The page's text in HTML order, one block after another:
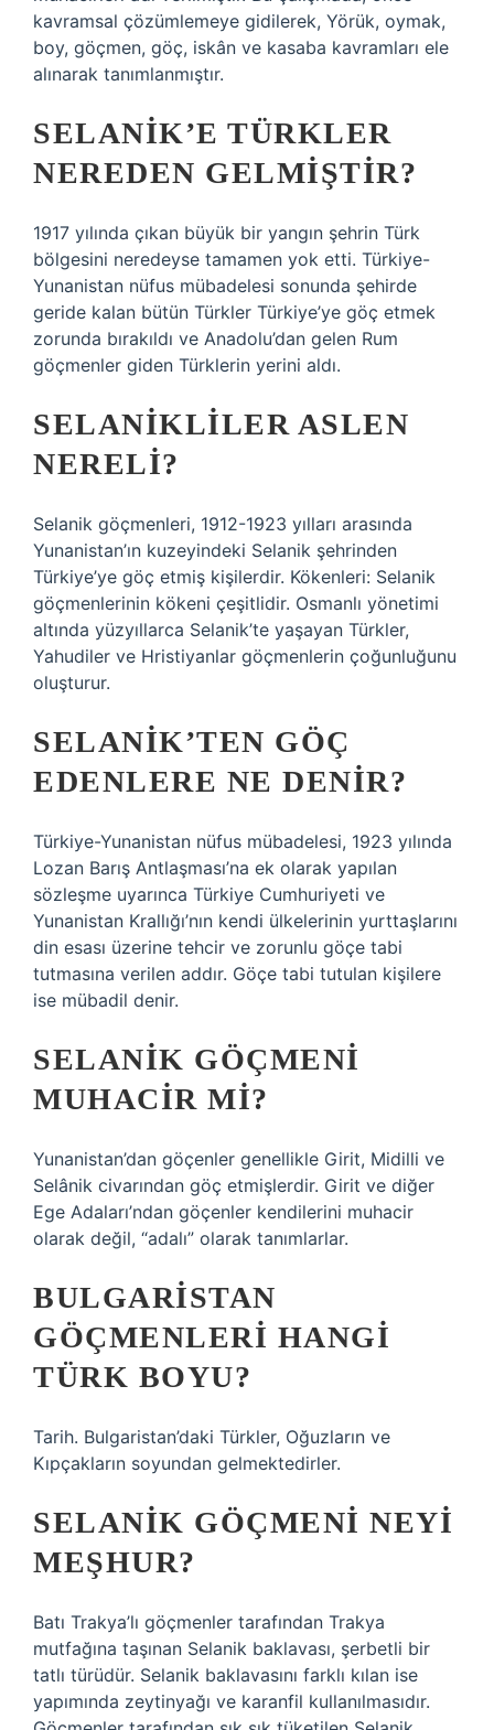
kavramsal çözümlemeye gidilerek, Yörük, oymak,
boy, göçmen, göç, iskân ve kasaba kavramları ele
alınarak tanımlanmıştır.
SELANIK’E TÜRKLER
NEREDEN GELMIŞTIR?
1917 yılında çıkan büyük bir yangın şehrin Türk
bölgesini neredeyse tamamen yok etti. Türkiye-
Yunanistan nüfus mübadelesi sonunda şehirde
geride kalan bütün Türkler Türkiye’ye göç etmek
zorunda bırakıldı ve Anadolu’dan gelen Rum
göçmenler giden Türklerin yerini aldı.
SELANIKLILER ASLEN
NERELI?
Selanik göçmenleri, 1912-1923 yılları arasında
Yunanistan’ın kuzeyindeki Selanik şehrinden
Türkiye’ye göç etmiş kişilerdir. Kökenleri: Selanik
göçmenlerinin kökeni çeşitlidir. Osmanlı yönetimi
altında yüzyıllarca Selanik’te yaşayan Türkler,
Yahudiler ve Hristiyanlar göçmenlerin çoğunluğunu
oluşturur.
SELANIK’TEN GÖÇ
EDENLERE NE DENIR?
Türkiye-Yunanistan nüfus mübadelesi, 1923 yılında
Lozan Barış Antlaşması’na ek olarak yapılan
sözleşme uyarınca Türkiye Cumhuriyeti ve
Yunanistan Krallığı’nın kendi ülkelerinin yurttaşlarını
din esası üzerine tehcir ve zorunlu göçe tabi
tutmasına verilen addır. Göçe tabi tutulan kişilere
ise mübadil denir.
SELANIK GÖÇMENI
MUHACIR MI?
Yunanistan’dan göçenler genellikle Girit, Midilli ve
Selânik civarından göç etmişlerdir. Girit ve diğer
Ege Adaları’ndan göçenler kendilerini muhacir
olarak değil, “adalı” olarak tanımlarlar.
BULGARISTAN
GÖÇMENLERI HANGI
TÜRK BOYU?
Tarih. Bulgaristan’daki Türkler, Oğuzların ve
Kıpçakların soyundan gelmektedirler.
SELANIK GÖÇMENI NEYI
MEŞHUR?
Batı Trakya’lı göçmenler tarafından Trakya
mutfağına taşınan Selanik baklavası, şerbetli bir
tatlı türüdür. Selanik baklavasını farklı kılan ise
yapımında zeytinyağı ve karanfil kullanılmasıdır.